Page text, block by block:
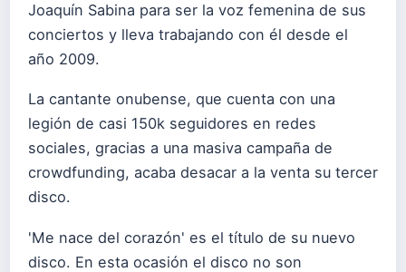
Joaquín Sabina para ser la voz femenina de sus
conciertos y lleva trabajando con él desde el
año 2009.
La cantante onubense, que cuenta con una
legión de casi 150k seguidores en redes
sociales, gracias a una masiva campaña de
crowdfunding, acaba desacar a la venta su tercer
disco.
'Me nace del corazón' es el título de su nuevo
disco. En esta ocasión el disco no son